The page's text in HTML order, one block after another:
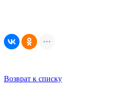
Возврат к списку